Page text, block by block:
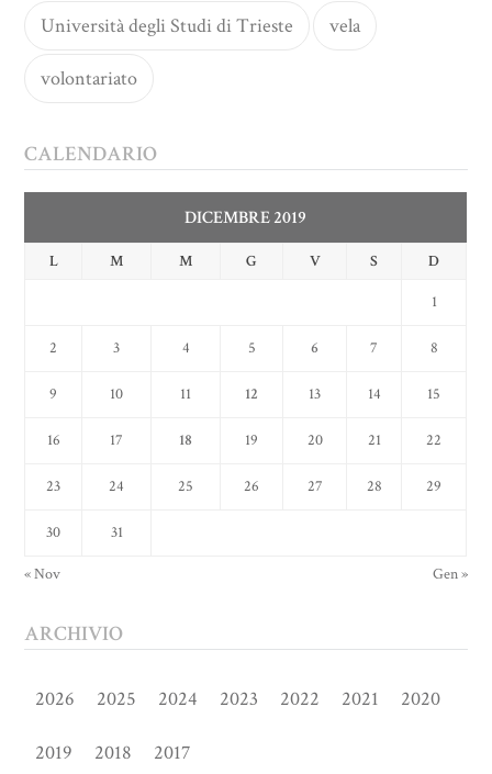
Università degli Studi di Trieste vela
volontariato
CALENDARIO
DICEMBRE 2019
L M M G V S D
1
2 3 4 5 6 7 8
9 10 11 12 13 14 15
16 17 18 19 20 21 22
23 24 25 26 27 28 29
30 31
« Nov Gen »
ARCHIVIO
2026 2025 2024 2023 2022 2021 2020
2019 2018 2017